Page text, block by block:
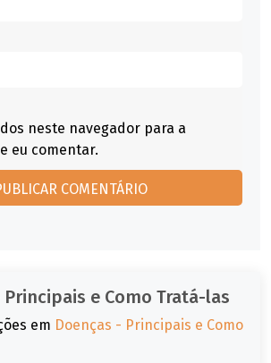
neste navegador para a
eu comentar.
Principais e Como Tratá-las
em Doenças - Principais e Como